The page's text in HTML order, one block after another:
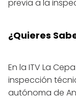
previa a la
¿Quieres
En la ITV La
inspección
autónoma de